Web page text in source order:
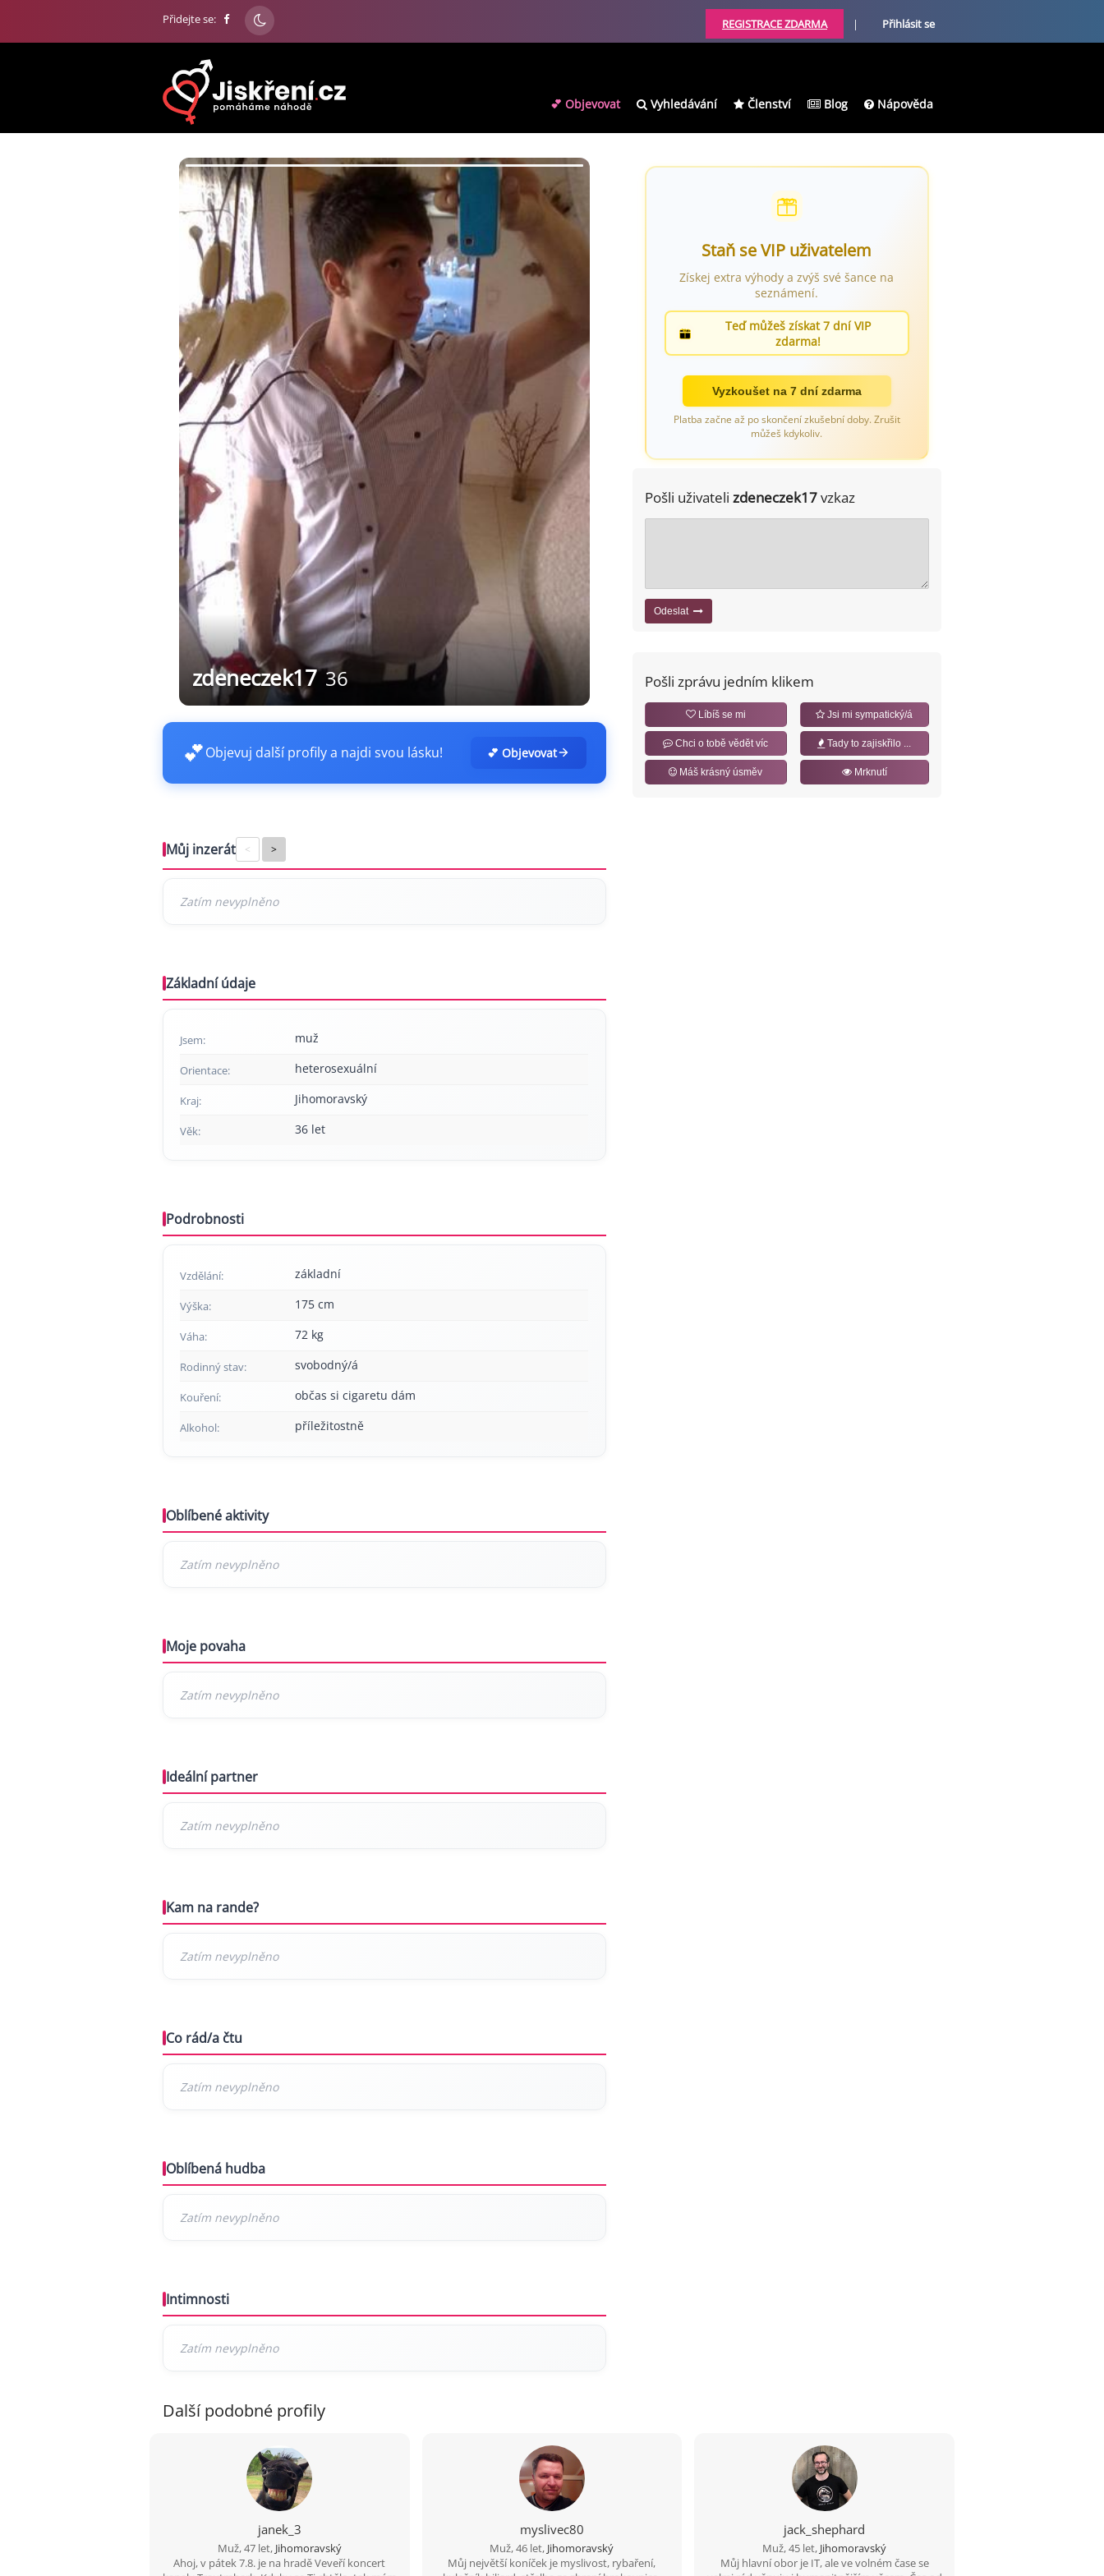
Přidejte se: REGISTRACE ZDARMA | Přihlásit se
💕 Objevovat Vyhledávání Členství Blog Nápověda
zdeneczek17 36
💕Objevuj další profily a najdi svou lásku! 💕 Objevovat
Můj inzerát < >
Základní údaje
Jsem: muž
Orientace: heterosexuální
Kraj: Jihomoravský
Věk: 36 let
Podrobnosti
Vzdělání: základní
Výška: 175 cm
Váha: 72 kg
Rodinný stav: svobodný/á
Kouření: občas si cigaretu dám
Alkohol: příležitostně
Oblíbené aktivity
Moje povaha
Ideální partner
Kam na rande?
Co rád/a čtu
Oblíbená hudba
Intimnosti
Staň se VIP uživatelem
Získej extra výhody a zvýš své šance na
seznámení.
Teď můžeš získat 7 dní VIP
zdarma!
Vyzkoušet na 7 dní zdarma
Platba začne až po skončení zkušební doby. Zrušit
můžeš kdykoliv.
Pošli uživateli zdeneczek17vzkaz
Odeslat
Pošli zprávu jedním klikem
Líbíš se mi Jsi mi sympatický/á
Chci o tobě vědět víc Tady to zajiskřilo ...
Máš krásný úsměv Mrknutí
Další podobné profily
janek_3
Muž, 47 let, Jihomoravský
Ahoj, v pátek 7.8. je na hradě Veveří koncert
myslivec80
Muž, 46 let, Jihomoravský
Můj největší koníček je myslivost, rybaření,
jack_shephard
Muž, 45 let, Jihomoravský
Můj hlavní obor je IT, ale ve volném čase se